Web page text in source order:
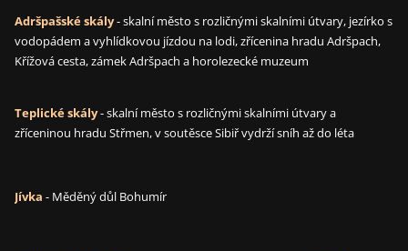
Adršpašské skály- skalní město s rozličnými skalními útvary, jezírko s
vodopádem a vyhlídkovou jízdou na lodi, zřícenina hradu Adršpach,
Křížová cesta, zámek Adršpach a horolezecké muzeum
Teplické skály- skalní město s rozličnými skalními útvary a
zříceninou hradu Střmen, v soutěsce Sibiř vydrží sníh až do léta
Jívka - Měděný důl Bohumír